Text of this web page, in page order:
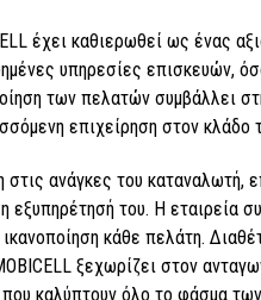
έχει καθιερωθεί ως ένας
υπηρεσίες επισκευών,
των πελατών συμβάλλει
επιχείρηση στον κλάδο
ανάγκες του καταναλωτή,
εξυπηρέτησή του. Η εταιρεία
κάθε πελάτη.
ξεχωρίζει στον
καλύπτουν όλο το φάσμα